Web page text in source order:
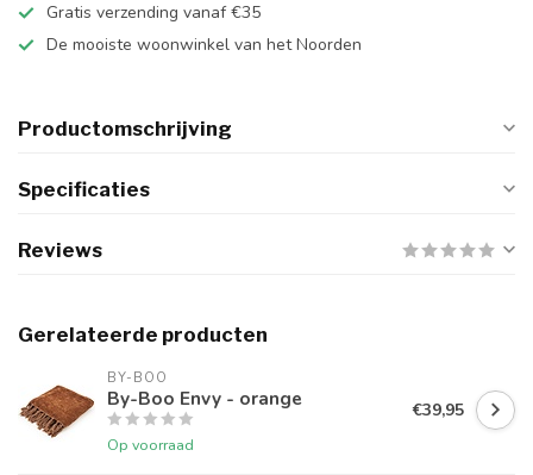
Gratis verzending vanaf €35
De mooiste woonwinkel van het Noorden
Productomschrijving
Specificaties
Reviews
Gerelateerde producten
BY-BOO
By-Boo Envy - orange
Op voorraad
€39,95